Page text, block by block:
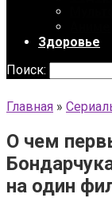
Здоровье
Поиск:
Главная »
О чем
на один